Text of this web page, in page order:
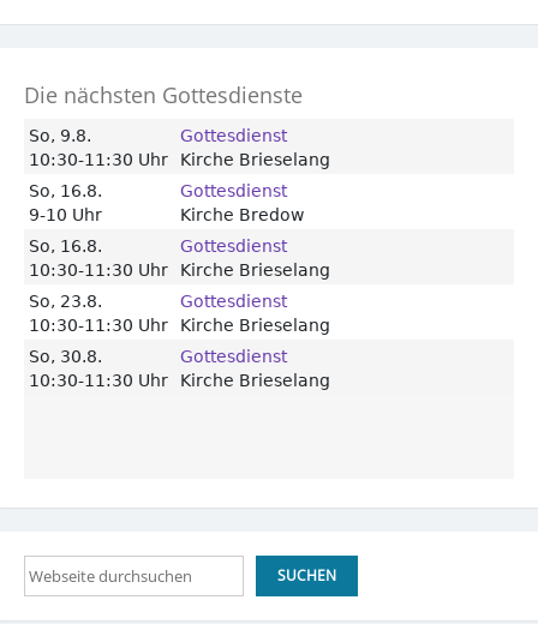
Die nächsten Gottesdienste
Suchen SUCHEN